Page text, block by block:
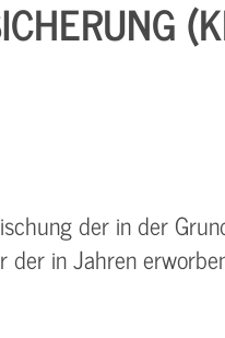
der in der
der in Jahren